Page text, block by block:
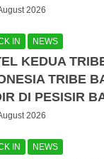
2026
IN NEWS
KEDUA
TRIBE
DI PESISIR
2026
IN NEWS